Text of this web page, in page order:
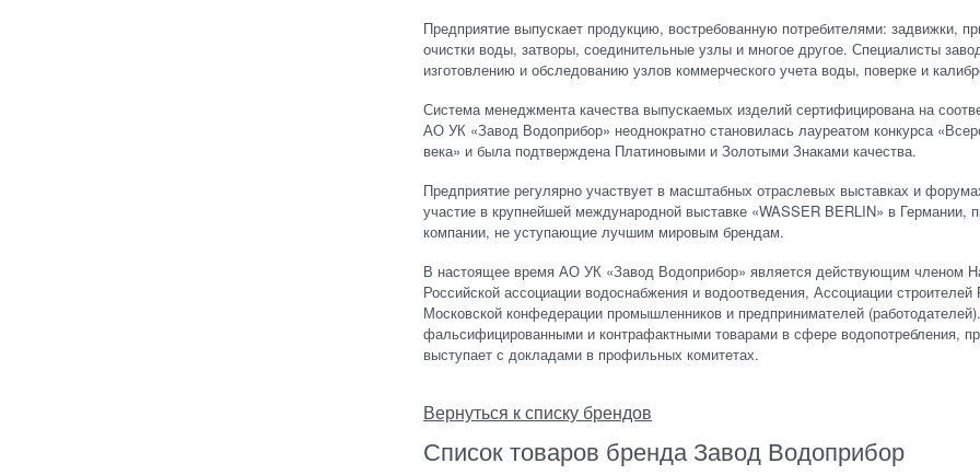
Предприятие выпускает продукцию, востребованную потребителями: задвижки,
очистки воды, затворы, соединительные узлы и многое другое. Специалисты
изготовлению и обследованию узлов коммерческого учета воды, поверке и
Система менеджмента качества выпускаемых изделий сертифицирована на
АО УК «Завод Водоприбор» неоднократно становилась лауреатом конкурса
века» и была подтверждена Платиновыми и Золотыми Знаками качества.
Предприятие регулярно участвует в масштабных отраслевых выставках и
участие в крупнейшей международной выставке «WASSER BERLIN» в Германии,
компании, не уступающие лучшим мировым брендам.
В настоящее время АО УК «Завод Водоприбор» является действующим членом
Российской ассоциации водоснабжения и водоотведения, Ассоциации
Московской конфедерации промышленников и предпринимателей
фальсифицированными и контрафактными товарами в сфере водопотребления,
выступает с докладами в профильных комитетах.
Вернуться к списку брендов
Список товаров бренда Завод Водоприбор